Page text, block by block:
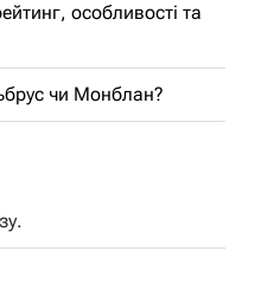
особливості та
чи Монблан?